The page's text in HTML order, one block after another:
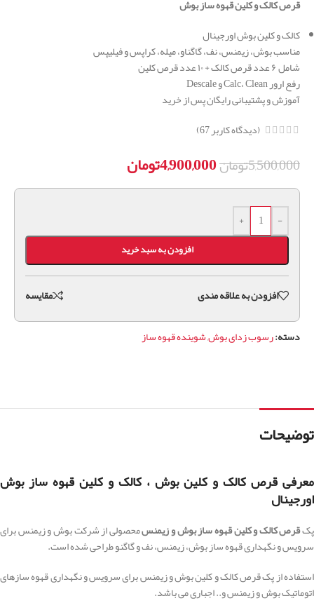
قرص کالک و کلین قهوه ساز بوش
کالک و کلین بوش اورجینال
مناسب بوش، زیمنس، نف، گاگناو، میله، کراپس و فیلیپس
شامل ۶ عدد قرص کالک + ۱۰ عدد قرص کلین
رفع ارور Calc، Clean و Descale
آموزش و پشتیبانی رایگان پس از خرید
(دیدگاه کاربر67
)
5,500,000تومان4,900,000تومان
-
+
افزودن به سبد خرید
افزودن به علاقه مندی مقايسه
دسته:رسوب زدای بوش,شوینده قهوه ساز
توضیحات
معرفی قرص کالک و کلین بوش ، کالک و کلین قهوه ساز بوش
اورجینال
پکقرص کالک و کلین قهوه ساز بوش و زیمنسمحصولی از شرکت بوش و زیمنس برای
سرویس و نگهداری قهوه ساز بوش، زیمنس، نف و گاگنو طراحی شده است.
استفاده از پک قرص کالک و کلین بوش و زیمنس برای سرویس و نگهداری قهوه سازهای
اتوماتیک بوش و زیمنس و.. اجباری می باشد.